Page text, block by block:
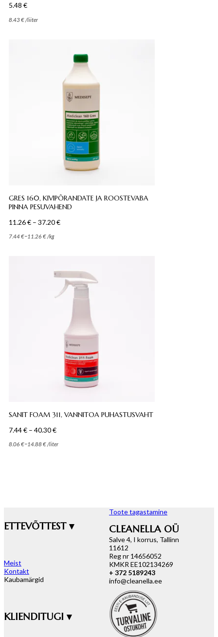
5.48 €
8.43€ /liiter
GRES 160, KIVIPÕRANDATE JA ROOSTEVABA
PINNA PESUVAHEND
11.26€ – 37.20€Hinnavahemik:
7.44€–11.26 €/kg
SANIT FOAM 311, VANNITOA PUHASTUSVAHT
7.44€ – 40.30€Hinnavahemik:
kuni
8.06 €–14.88 €/liter
ETTEVÕTTEST ▾
Meist
Kontakt
Kaubamärgid
KLIENDITUGI ▾
Toote tagastamine
CLEANELLA OÜ
Salve 4, I korrus, Tallinn
11612
Reg nr 14656052
KMKR EE102134269
+ 372 5189243
info@cleanella.ee